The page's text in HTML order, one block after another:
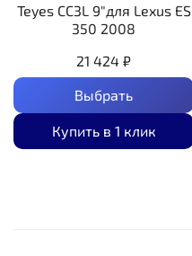
Teyes CC3L 9"для Lexus ES
350 2008
21 424 ₽
Выбрать
Купить в 1 клик